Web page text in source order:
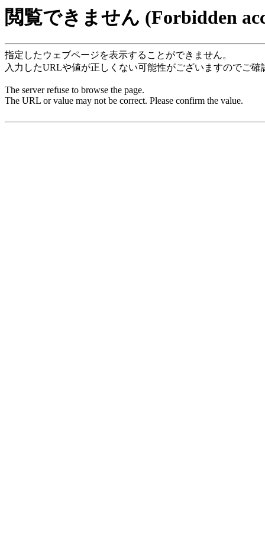
閲覧できません (Forbidden
指定したウェブページを表示することができません。
入力したURLや値が正しくない可能性がございますのでご確
The server refuse to browse the page.
The URL or value may not be correct. Please confirm the value.